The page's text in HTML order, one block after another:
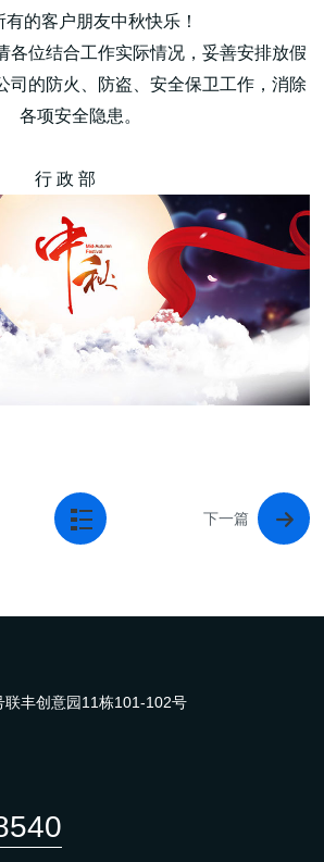
设
做开发
有的客户朋友中秋快乐！
各位结合工作实际情况，妥善安排放假
司的防火、防盗、安全保卫工作，消除
各项安全隐患。
行 政 部
下一篇
联丰创意园11栋101-102号